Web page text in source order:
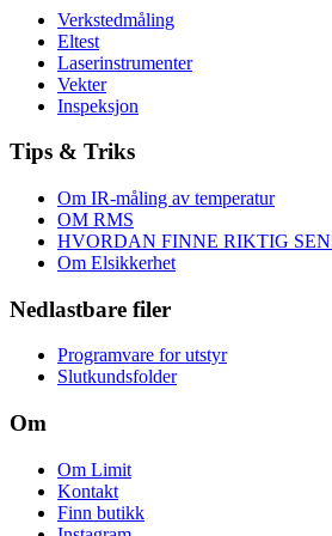
Verkstedmåling
Eltest
Laserinstrumenter
Vekter
Inspeksjon
Tips & Triks
Om IR-måling av temperatur
OM RMS
HVORDAN FINNE RIKTIG
Om Elsikkerhet
Nedlastbare filer
Programvare for utstyr
Slutkundsfolder
Om
Om Limit
Kontakt
Finn butikk